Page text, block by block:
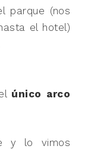
parque (nos
el hotel)
único arco
y lo vimos